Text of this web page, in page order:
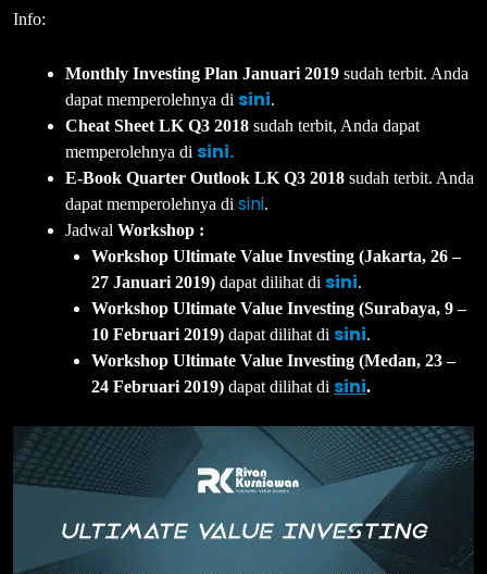
Info:
Monthly Investing Plan Januari 2019 sudah terbit. Anda
dapat memperolehnya di sini.
Cheat Sheet LK Q3 2018 sudah terbit, Anda dapat
memperolehnya di sini.
E-Book Quarter Outlook LK Q3 2018 sudah terbit. Anda
dapat memperolehnya di sini.
Jadwal Workshop :
Workshop Ultimate Value Investing (Jakarta, 26 –
27 Januari 2019) dapat dilihat di sini.
Workshop Ultimate Value Investing (Surabaya, 9 –
10 Februari 2019) dapat dilihat di sini.
Workshop Ultimate Value Investing (Medan, 23 –
24 Februari 2019) dapat dilihat di sini.